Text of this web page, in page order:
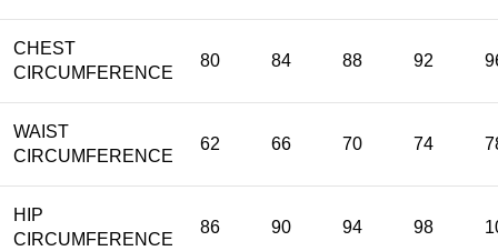
CHEST
CIRCUMFERENCE
80 84 88 92
WAIST
CIRCUMFERENCE
62 66 70 74
HIP
CIRCUMFERENCE
86 90 94 98